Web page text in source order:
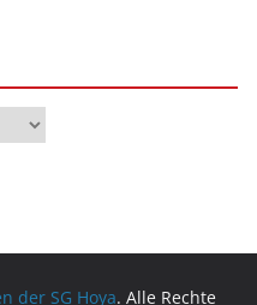
der SG Hoya. Alle Rechte